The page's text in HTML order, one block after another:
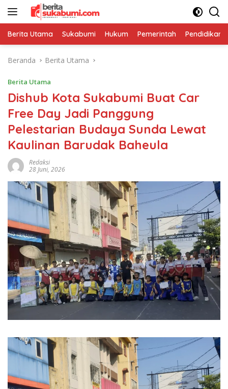
Langsung
Berita Utama Sukabumi Hukum Pemerintah Pendidikan
Beranda Berita Utama
Berita Utama
Dishub Kota Sukabumi Buat Car
Free Day Jadi Panggung
Pelestarian Budaya Sunda Lewat
Kaulinan Barudak Baheula
Redaksi
28 Juni, 2026